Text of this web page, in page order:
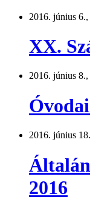
2016. június
XX.
2016. június 8.,
2016. június
2016